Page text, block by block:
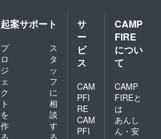
起案サポート
プ
ロ
ジ
ェ
ク
ト
を
作
る
ス
タ
ッ
フ
に
相
談
す
る
サ
ー
ビ
ス
CAM
PFI
RE
CAM
PFI
CAMP
FIRE
につい
て
CAMP
FIREと
は
あんし
ん・安